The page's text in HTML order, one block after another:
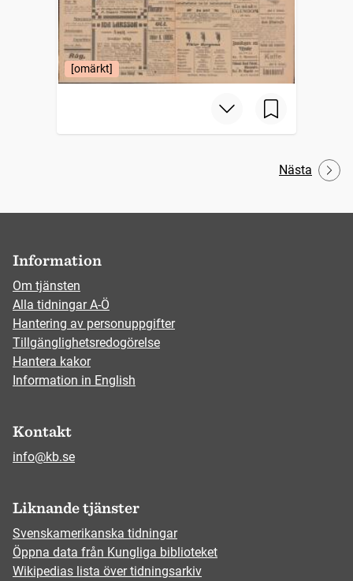
[omärkt]
Nästa
Information
Om tjänsten
Alla tidningar A-Ö
Hantering av personuppgifter
Tillgänglighetsredogörelse
Hantera kakor
Information in English
Kontakt
info@kb.se
Liknande tjänster
Svenskamerikanska tidningar
Öppna data från Kungliga biblioteket
Wikipedias lista över tidningsarkiv